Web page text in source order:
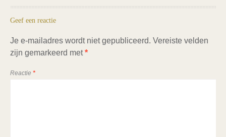
Geef een reactie
Je e-mailadres wordt niet gepubliceerd. Vereiste velden
zijn gemarkeerd met*
Reactie *